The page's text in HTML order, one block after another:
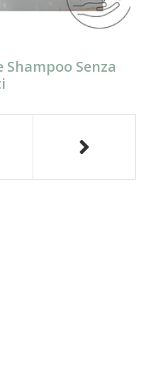
Shampoo Senza